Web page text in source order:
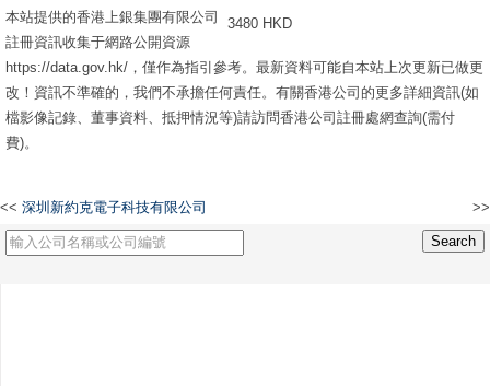
3480 HKD
本站提供的香港上銀集團有限公司
註冊資訊收集于網路公開資源
https://data.gov.hk/，僅作為指引參考。最新資料可能自本站上次更新已做更
改！資訊不準確的，我們不承擔任何責任。有關香港公司的更多詳細資訊(如
檔影像記錄、董事資料、抵押情況等)請訪問香港公司註冊處網查詢(需付
費)。
<< 深圳新約克電子科技有限公司 >>